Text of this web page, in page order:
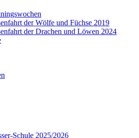
der Wölfe und Füchse 2019
der Drachen und Löwen 2024
Schule 2025/2026